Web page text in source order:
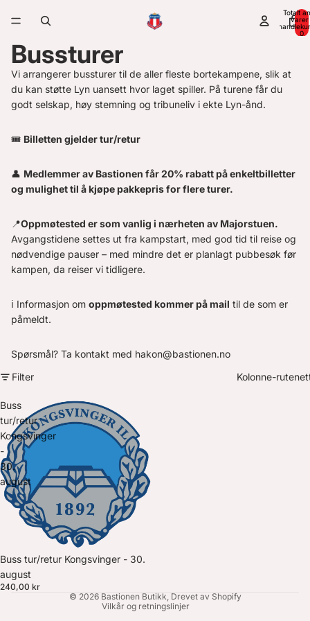
Totalt
varer
0
Bussturer
Vi arrangerer bussturer til de aller fleste bortekampene, slik at
du kan støtte Lyn uansett hvor laget spiller. På turene får du
godt selskap, høy stemning og tribuneliv i ekte Lyn-ånd.
🎟️ Billetten gjelder tur/retur
👤 Medlemmer av Bastionen får 20% rabatt på enkeltbilletter
og mulighet til å kjøpe pakkepris for flere turer.
📍Oppmøtested er som vanlig i nærheten av Majorstuen.
Avgangstidene settes ut fra kampstart, med god tid til reise og
nødvendige pauser – med mindre det er planlagt pubbesøk før
kampen, da reiser vi tidligere.
ℹ️ Informasjon om oppmøtested kommer på mail til de som er
påmeldt.
Spørsmål? Ta kontakt med hakon@bastionen.no
Filter
Kolonne-
Buss
tur/retur
Kongsvinger
-
30.
august
Buss tur/retur Kongsvinger - 30.
august
240,00 kr
© 2026 Bastionen Butikk, Drevet av Shopify
Vilkår og retningslinjer